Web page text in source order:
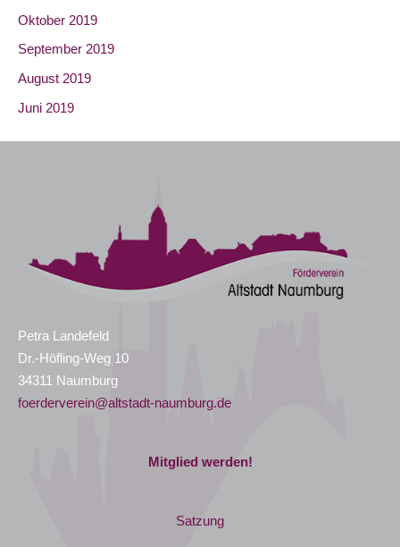
Oktober 2019
September 2019
August 2019
Juni 2019
Petra Landefeld
Dr.-Höfling-Weg 10
34311 Naumburg
foerderverein@altstadt-naumburg.de
Mitglied werden!
Satzung